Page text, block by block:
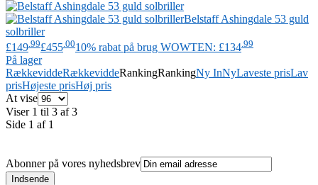
BelstaffAshingdale 53 guld
solbriller
£149 .99£455 .0010% rabat på brug WOWTEN: £134 .99
På lager
RækkeviddeRækkeviddeRankingRankingNy InNyLaveste prisLav
prisHøjeste prisHøj pris
At vise
Viser 1 til 3 af 3
Side 1 af 1
Abonner på vores nyhedsbrev